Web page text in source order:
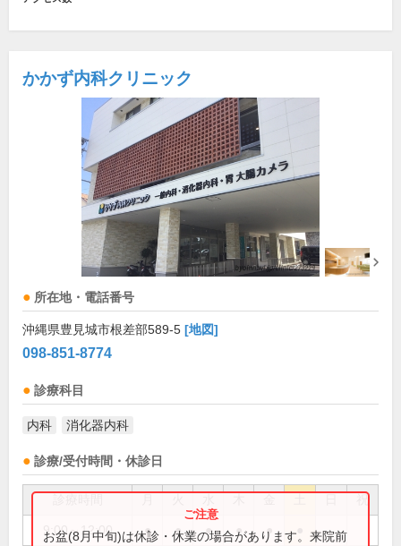
かかず内科クリニック
所在地・電話番号
沖縄県豊見城市根差部589-5 [地図]
098-851-8774
診療科目
内科 消化器内科
診療/受付時間・休診日
祝
9:00～12:00 ● ● ● ● ●
お盆(8月中旬)は休診・休業の場合があります。来院前